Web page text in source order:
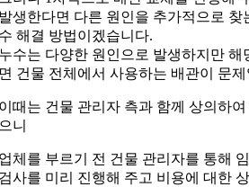
생한다면 다른 원인을 추가적으로 찾
해결 방법이겠습니다.
수는 다양한 원인으로 발생하지만 해
건물 전체에서 사용하는 배관이 문
때는 건물 관리자 측과 함께 상의하
니
체를 부르기 전 건물 관리자를 통해
사를 미리 진행해 주고 비용에 대한